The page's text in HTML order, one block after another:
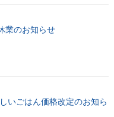
業のお知らせ
いごはん価格改定のお知ら